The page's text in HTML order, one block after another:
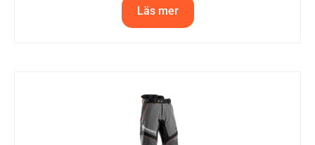
Läs mer